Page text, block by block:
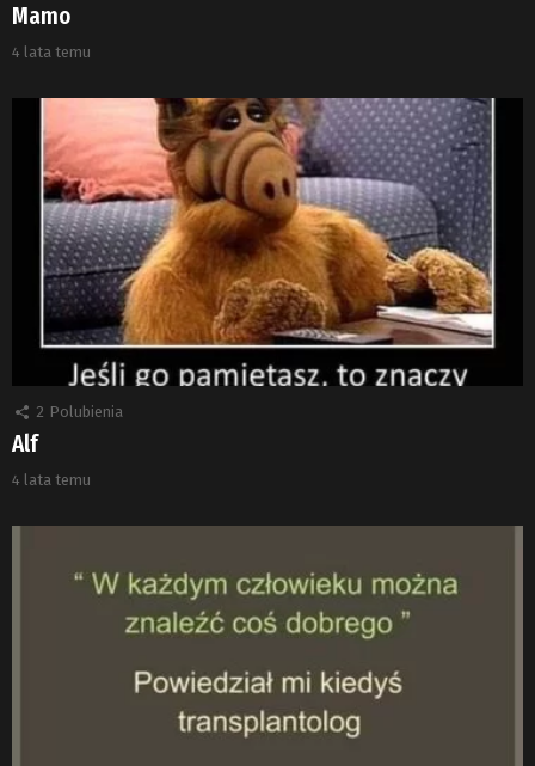
Mamo
4 lata temu
2 Polubienia
Alf
4 lata temu